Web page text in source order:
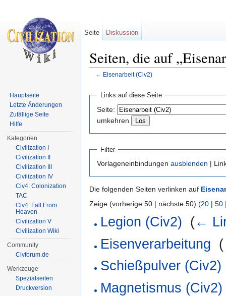
Seiten, die auf
← Eisenarbeit (Civ2)
Links auf diese Seite
Seite:
umkehren
Filter
Vorlageneinbindungen ausblenden |
Die folgenden Seiten verlinken auf
Zeige (vorherige 50 | nächste 50) (20 | 50
Legion (Civ2) (←
Eisenverarbeitung (
Schießpulver (Civ2)
Magnetismus (Civ2)
Seite Diskussion
Hauptseite
Letzte Änderungen
Zufällige Seite
Hilfe
Kategorien
Civilization I
Civilization II
Civilization III
Civilization IV
Civ4: Colonization
TAC
Civ4: Fall From
Heaven
Civilization V
Civilization Wiki
Community
Civforum.de
Werkzeuge
Spezialseiten
Druckversion